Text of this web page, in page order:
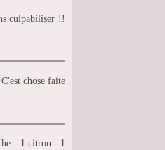
culpabiliser !!
chose faite
- 1 citron - 1